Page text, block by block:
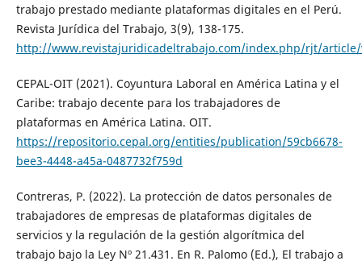
trabajo prestado mediante plataformas digitales en el Perú.
Revista Jurídica del Trabajo, 3(9), 138-175.
http://www.revistajuridicadeltrabajo.com/index.php/rjt/
CEPAL-OIT (2021). Coyuntura Laboral en América Latina y el
Caribe: trabajo decente para los trabajadores de
plataformas en América Latina. OIT.
https://repositorio.cepal.org/entities/publication/59cb6678-
bee3-4448-a45a-0487732f759d
Contreras, P. (2022). La protección de datos personales de
trabajadores de empresas de plataformas digitales de
servicios y la regulación de la gestión algorítmica del
trabajo bajo la Ley Nº 21.431. En R. Palomo (Ed.), El trabajo a